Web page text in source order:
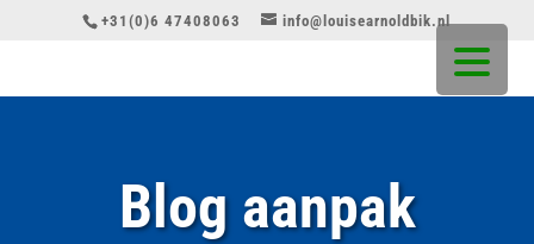
+31(0)6 47408063 info@louisearnoldbik.nl
Blog aanpak